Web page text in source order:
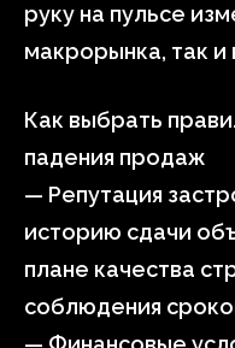
руку на пульсе
макрорынка, так и
Как выбрать
падения продаж
— Репутация
историю сдачи
плане качества
соблюдения